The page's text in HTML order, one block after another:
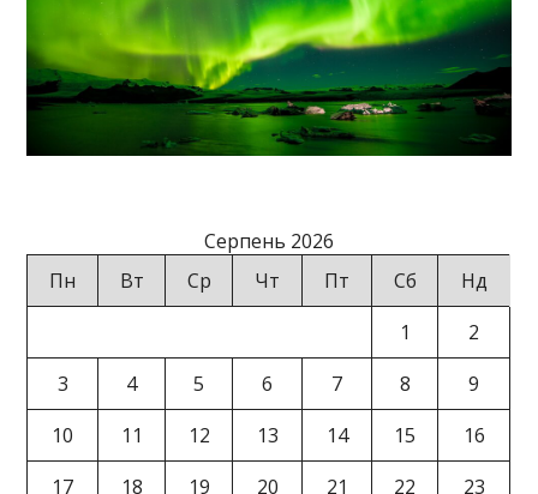
Серпень 2026
Пн
Вт Ср Чт Пт Сб
Нд
1
2
3
4 5 6 7 8
9
10
11 12 13 14 15
16
17
18 19 20 21 22 23